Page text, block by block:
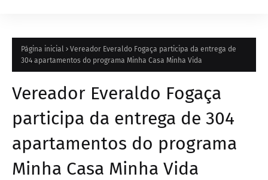
Página inicial
Vereador Everaldo Fogaça participa da entrega de
304 apartamentos do programa Minha Casa Minha Vida
Vereador Everaldo Fogaça
participa da entrega de 304
apartamentos do programa
Minha Casa Minha Vida